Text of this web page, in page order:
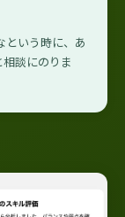
という時に、あ
談にのりま